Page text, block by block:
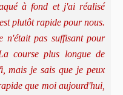
à fond et j'ai réalisé
plutôt rapide pour nous.
n'était pas suffisant pour
course plus longue de
mais je sais que je peux
que moi aujourd'hui,